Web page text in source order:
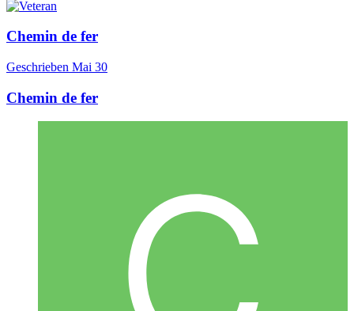
Chemin de fer
Geschrieben Mai 30
Chemin de fer